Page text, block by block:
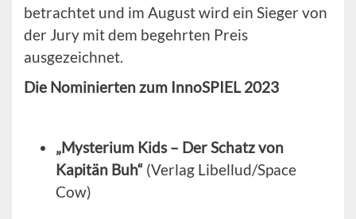
betrachtet und im August wird ein Sieger von
der Jury mit dem begehrten Preis
ausgezeichnet.
Die Nominierten zum InnoSPIEL 2023
„Mysterium Kids – Der Schatz von
Kapitän Buh“ (Verlag Libellud/Space
Cow)